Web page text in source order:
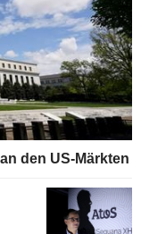
den US-Märkten